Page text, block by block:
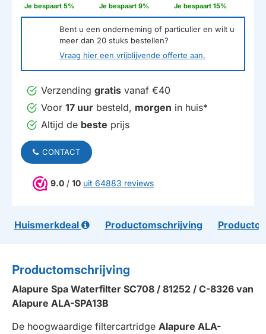
Je bespaart 5% Je bespaart 9% Je bespaart 15%
Bent u een onderneming of particulier en wilt u
meer dan 20 stuks bestellen?
Vraag hier een vrijblijvende offerte aan.
Verzending gratis vanaf €40
Voor 17 uur besteld, morgen in huis*
Altijd de beste prijs
CONTACT
9.0 / 10 uit 64883 reviews
Huismerkdeal Productomschrijving
Productomschrijving
Alapure Spa Waterfilter SC708 / 81252 / C-8326 van
Alapure ALA-SPA13B
De hoogwaardige filtercartridge Alapure ALA-